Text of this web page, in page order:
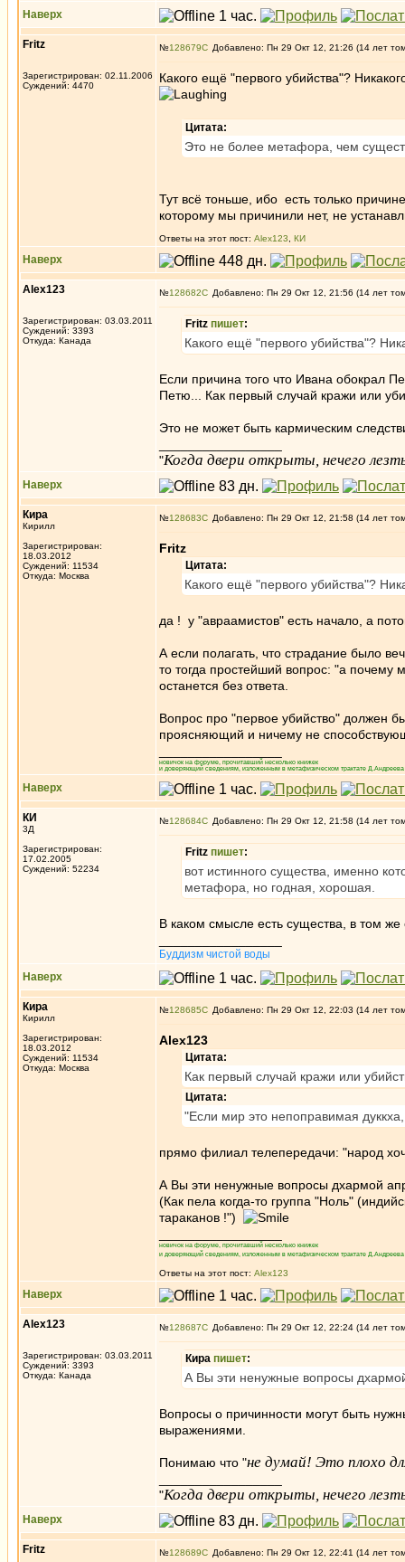
Наверх
Fritz
Зарегистрирован: 02.11.2006
Суждений: 4470
№128679 Добавлено: Пн 29 Окт 12, 21:26 (14 лет
Какого ещё "первого убийства"?
Цитата:
Это не более метафора, чем
Тут всё тоньше, ибо есть только
которому мы причинили нет, не
Ответы на этот пост: Alex123 КИ
Наверх
Alex123
Зарегистрирован: 03.03.2011
Суждений: 3393
Откуда: Канада
№128682 Добавлено: Пн 29 Окт 12, 21:56 (14 лет
Fritz пишет:
Какого ещё "первого убийства"?
Если причина того что Ивана обокрал
Петю... Как первый случай кражи или
Это не может быть кармическим
"Когда двери открыты, нечего
Наверх
Кира
Кирилл
Зарегистрирован:
18.03.2012
Суждений: 11534
Откуда: Москва
№128683 Добавлено: Пн 29 Окт 12, 21:58 (14 лет
Fritz
Цитата:
Какого ещё "первого убийства"?
да ! у "авраамистов" есть начало, а
А если полагать, что страдание было
то тогда простейший вопрос: "а почему
останется без ответа.
Вопрос про "первое убийство" должен
проясняющий и ничему не
новичок на форуме, прочитавший несколько книжек
и доверяющий сведениям, изложенным в метафизическом трактате
Наверх
КИ
3Д
Зарегистрирован:
17.02.2005
Суждений: 52234
№128684 Добавлено: Пн 29 Окт 12, 21:58 (14 лет
Fritz пишет:
вот истинного существа, именно
метафора, но годная, хорошая.
В каком смысле есть существа, в том
Буддизм чистой воды
Наверх
Кира
Кирилл
Зарегистрирован:
18.03.2012
Суждений: 11534
Откуда: Москва
№128685 Добавлено: Пн 29 Окт 12, 22:03 (14 лет
Alex123
Цитата:
Как первый случай кражи или
Цитата:
"Если мир это непоправимая дуккха,
прямо филиал телепередачи: "народ
А Вы эти ненужные вопросы дхармой
(Как пела когда-то группа "Ноль"
тараканов !")
новичок на форуме, прочитавший несколько книжек
и доверяющий сведениям, изложенным в метафизическом трактате
Ответы на этот пост: Alex123
Наверх
Alex123
Зарегистрирован: 03.03.2011
Суждений: 3393
Откуда: Канада
№128687 Добавлено: Пн 29 Окт 12, 22:24 (14 лет
Кира пишет:
А Вы эти ненужные вопросы
Вопросы о причинности могут быть
выражениями.
Понимаю что "не думай! Это плохо
"Когда двери открыты, нечего
Наверх
Fritz №128689 Добавлено: Пн 29 Окт 12, 22:41 (14 лет